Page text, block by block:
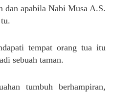
dan apabila Nabi Musa A.S.
tempat orang tua itu
sebuah taman.
tumbuh berhampiran,